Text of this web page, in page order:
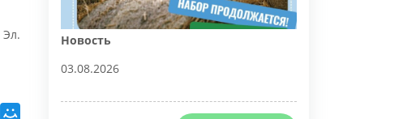
Новость
ПРОЧИТАТЬ